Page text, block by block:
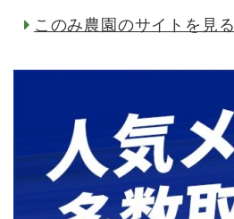
このみ農園のサイトを見る